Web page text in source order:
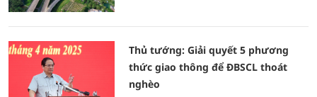
Thủ tướng: Giải quyết 5 phương
thức giao thông để ĐBSCL thoát
nghèo